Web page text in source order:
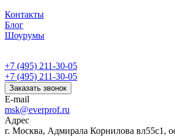
Контакты
Блог
Шоурумы
+7 (495) 211-30-05
+7 (495) 211-30-05
Заказать звонок
E-mail
msk@everprof.ru
Адрес
г. Москва, Адмирала Корнилова вл55с1,